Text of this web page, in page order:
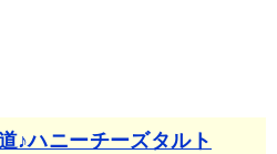
♪ハニーチーズタルト